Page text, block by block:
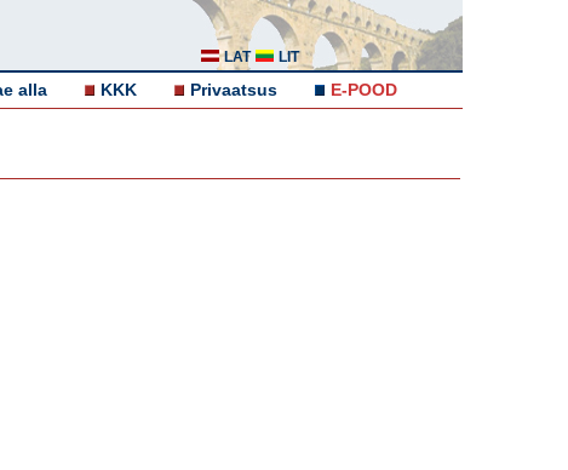
LAT LIT
alla KKK Privaatsus E-POOD